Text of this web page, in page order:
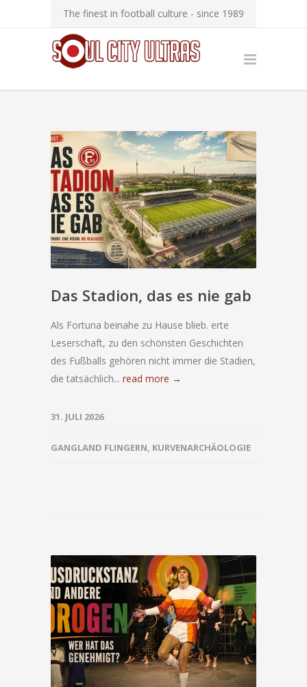
The finest in football culture - since 1989
Das Stadion, das es nie gab
Als Fortuna beinahe zu Hause blieb. erte
Leserschaft, zu den schönsten Geschichten
des Fußballs gehören nicht immer die Stadien,
die tatsächlich... read more →
31. JULI 2026
GANGLAND FLINGERN, KURVENARCHÄOLOGIE